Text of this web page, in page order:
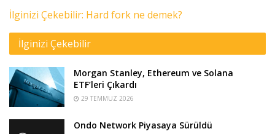
İlginizi Çekebilir: Hard fork ne demek?
İlginizi Çekebilir
Morgan Stanley, Ethereum ve Solana
ETF’leri Çıkardı
29 TEMMUZ 2026
Ondo Network Piyasaya Sürüldü